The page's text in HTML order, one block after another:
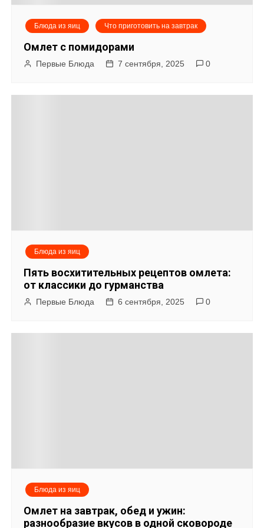
з
м
Блюда из яиц Что приготовить на завтрак
Омлет с помидорами
Первые Блюда 7 сентября, 2025 0
Блюда из яиц
Пять восхитительных рецептов омлета:
от классики до гурманства
Первые Блюда 6 сентября, 2025 0
Блюда из яиц
Омлет на завтрак, обед и ужин:
разнообразие вкусов в одной сковороде